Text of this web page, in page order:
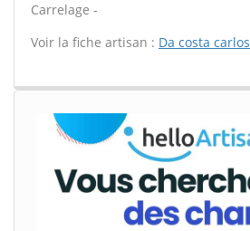
Carrelage -
Voir la fiche artisan : Da costa carlos